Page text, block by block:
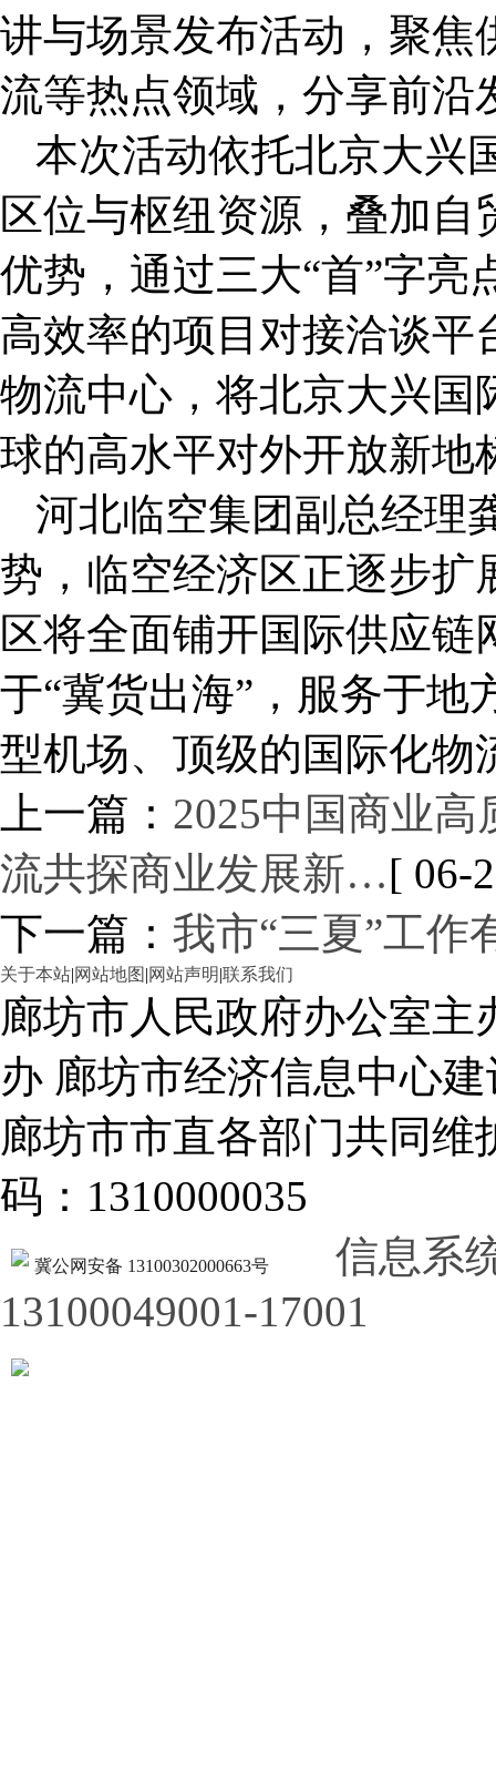
讲与场景发布活动，聚焦
流等热点领域，分享前沿
本次活动依托北京大兴
区位与枢纽资源，叠加
优势，通过三大“首”字亮
高效率的项目对接洽谈平
物流中心，将北京大兴国
球的高水平对外开放新地
河北临空集团副总经理
势，临空经济区正逐步扩
区将全面铺开国际供应
于“冀货出海”，服务于地
型机场、顶级的国际化物
上一篇： 2025中国商业
流共探商业发展新…[ 06-
下一篇： 我市“三夏”工作
关于本站|网站地图 |网站声明|联系我们
廊坊市人民政府办公室
办 廊坊市经济信息中心建
廊坊市市直各部门共同
码：1310000035
冀公网安备 13100302000663号
信息系
13100049001-17001